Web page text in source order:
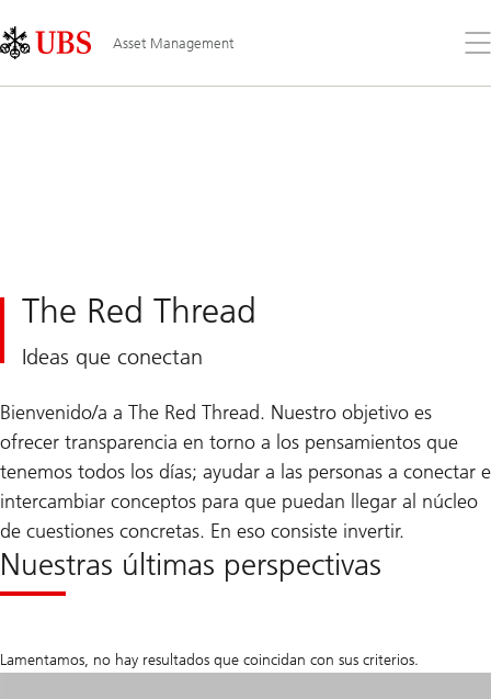
Links
Area
Asset Management
el
The Red Thread
Ideas que conectan
Bienvenido/a a The Red Thread. Nuestro objetivo es
ofrecer transparencia en torno a los pensamientos que
tenemos todos los días; ayudar a las personas a conectar e
intercambiar conceptos para que puedan llegar al núcleo
de cuestiones concretas. En eso consiste invertir.
Nuestras últimas perspectivas
Lamentamos, no hay resultados que coincidan con sus criterios.